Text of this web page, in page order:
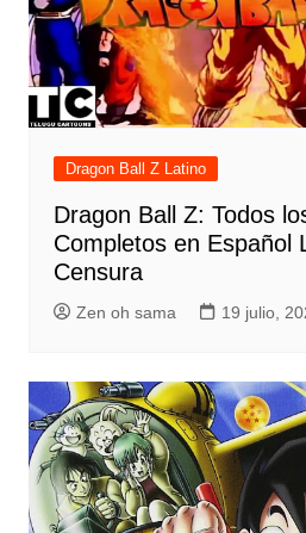
Dragon Ball Z Latino
Dragon Ball Z: Todos
Completos en Español
Censura
Zen oh sama 19 julio,